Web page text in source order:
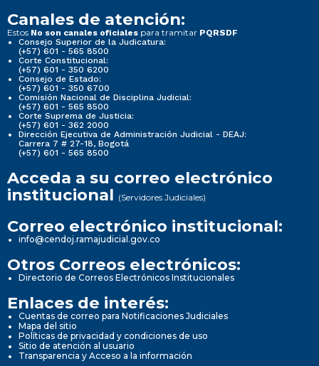
Canales de atención:
Estos No son canales oficiales para tramitar PQRSDF
Consejo Superior de la Judicatura:
(+57) 601 - 565 8500
Corte Constitucional:
(+57) 601 - 350 6200
Consejo de Estado:
(+57) 601 - 350 6700
Comisión Nacional de Disciplina Judicial:
(+57) 601 - 565 8500
Corte Suprema de Justicia:
(+57) 601 - 362 2000
Dirección Ejecutiva de Administración Judicial - DEAJ:
Carrera 7 # 27-18, Bogotá
(+57) 601 - 565 8500
Acceda a su correo electrónico
institucional (Servidores Judiciales)
Correo electrónico institucional:
info@cendoj.ramajudicial.gov.co
Otros Correos electrónicos:
Directorio de Correos Electrónicos Institucionales
Enlaces de interés:
Cuentas de correo para Notificaciones Judiciales
Mapa del sitio
Políticas de privacidad y condiciones de uso
Sitio de atención al usuario
Transparencia y Acceso a la información